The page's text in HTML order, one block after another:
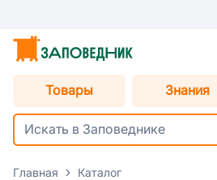
Товары Знания
Главная Каталог